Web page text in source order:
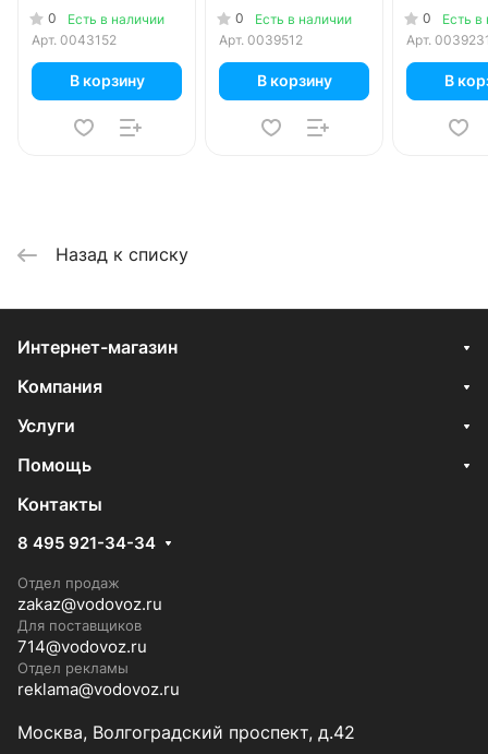
0
Есть в наличии
Арт. 0043152
В корзину
пудра Аромат
Ленор 3 кг
0
Есть в наличии
Арт. 0039512
В корзину
0
Есть в
Арт.
В
Назад к списку
Интернет-магазин
Компания
Услуги
Помощь
Контакты
8 495 921-34-34
Отдел продаж
zakaz@vodovoz.ru
Для поставщиков
714@vodovoz.ru
Отдел рекламы
reklama@vodovoz.ru
Москва, Волгоградский проспект, д.42